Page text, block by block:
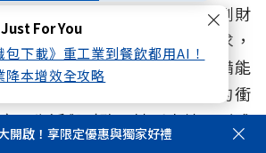
Just For You
包下載》重工業到餐飲都用AI！
降本增效全攻略
動全方位規劃，除了持續規劃財
思考健康管理、未來照護需求，
社會網絡。當不同面向的準備能
有助於降低風險對生活造成的衝
、生活與財務因缺乏支持而形成
對不同人生階段挑戰的韌性。
開啟！享限定優惠與獨家好禮